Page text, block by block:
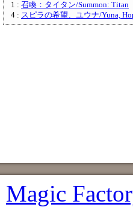
1 : 召喚：タイタン/Summon: Titan
4 : スピラの希望、ユウナ/Yuna,
Magic